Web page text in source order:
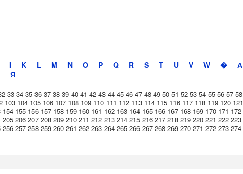
I K L M N O P Q R S T U V W � А
Я
33 34 35 36 37 38 39 40 41 42 43 44 45 46 47 48 49 50 51 52 53 54 55 56 57 58
103 104 105 106 107 108 109 110 111 112 113 114 115 116 117 118 119 120 121
154 155 156 157 158 159 160 161 162 163 164 165 166 167 168 169 170 171 172
205 206 207 208 209 210 211 212 213 214 215 216 217 218 219 220 221 222 223
256 257 258 259 260 261 262 263 264 265 266 267 268 269 270 271 272 273 274